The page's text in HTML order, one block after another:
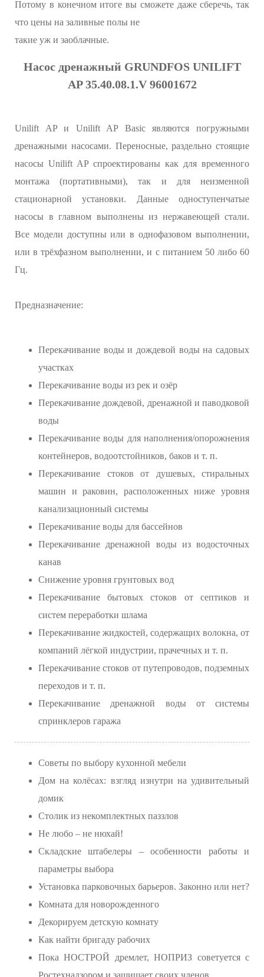
Потому в конечном итоге вы сможете даже сберечь, так
что цены на заливные полы не
такие уж и заоблачные.
Насос дренажный GRUNDFOS UNILIFT
AP 35.40.08.1.V 96001672
Unilift AP и Unilift AP Basic являются погружными
дренажными насосами. Переносные, раздельно стоящие
насосы Unilift AP спроектированы как для временного
монтажа (портативными), так и для неизменной
стационарной установки. Данные одноступенчатые
насосы в главном выполнены из нержавеющей стали.
Все модели доступны или в однофазовом выполнении,
или в трёхфазном выполнении, и с питанием 50 либо 60
Гц.
Предназначение:
Перекачивание воды и дождевой воды на садовых
участках
Перекачивание воды из рек и озёр
Перекачивание дождевой, дренажной и паводковой
воды
Перекачивание воды для наполнения/опорожнения
контейнеров, водоотстойников, баков и т. п.
Перекачивание стоков от душевых, стиральных
машин и раковин, расположенных ниже уровня
канализационный системы
Перекачивание воды для бассейнов
Перекачивание дренажной воды из водосточных
канав
Снижение уровня грунтовых вод
Перекачивание бытовых стоков от септиков и
систем переработки шлама
Перекачивание жидкостей, содержащих волокна, от
компаний лёгкой индустрии, прачечных и т. п.
Перекачивание стоков от путепроводов, подземных
переходов и т. п.
Перекачивание дренажной воды от системы
спринклеров гаража
Советы по выбору кухонной мебели
Дом на колёсах: взгляд изнутри на удивительный
домик
Столик из некомплектных паззлов
Не любо – не нюхай!
Складские штабелеры – особенности работы и
параметры выбора
Установка парковочных барьеров. Законно или нет?
Комната для новорожденного
Декорируем детскую комнату
Как найти бригаду рабочих
Пока НОСТРОЙ дремлет, НОПРИЗ советуется с